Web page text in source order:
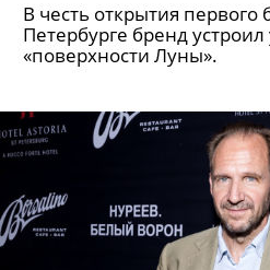
В честь открытия первого
Петербурге бренд
«поверхности Луны».